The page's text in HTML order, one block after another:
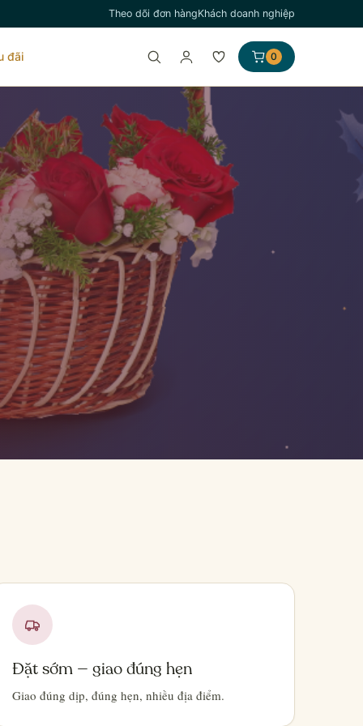
Theo dõi đơn hàngKhách doanh nghiệp
đãi 0
Đặt sớm — giao đúng hẹn
Giao đúng dịp, đúng hẹn, nhiều địa điểm.